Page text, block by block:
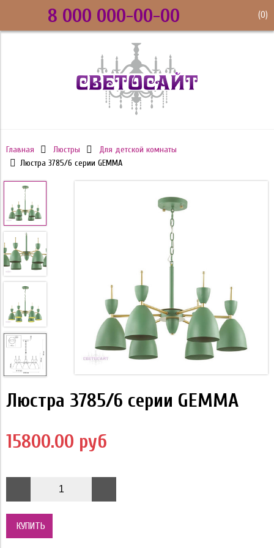
8 000 000-00-00 (0)
Главная Люстры
Для детской комнаты
Люстра 3785/6 серии GEMMA
Люстра 3785/6 серии GEMMA
15800.00 руб
КУПИТЬ